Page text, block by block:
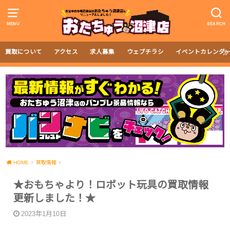
MENU SEARCH
買取について アクセス 求人募集 ウェブチラシ イベントカレンダ
HOME 買取情報
★おもちゃより！ロボット玩具の買取情報
更新しました！★
2023年1月10日